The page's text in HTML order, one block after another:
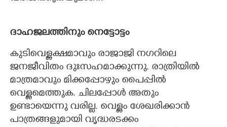
ദാഹജലത്തിനും നെട്ടോട്ടം
കുടിവെള്ളക്ഷമാവും രാജാജി നഗറിലെ
ജനജീവിതം ദുഃസഹമാക്കുന്നു. രാത്രിയിൽ
മാത്രമാവും മിക്കപ്പോഴും പൈപ്പിൽ
വെള്ളമെത്തുക. ചിലപ്പോൾ അതും
ഉണ്ടായെന്നു വരില്ല. വെള്ളം ശേഖരിക്കാൻ
പാത്രങ്ങളുമായി വൃദ്ധരടക്കം